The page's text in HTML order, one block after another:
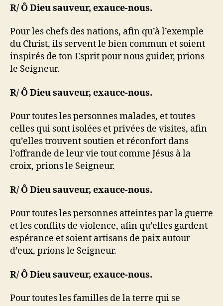
R/ Ô Dieu sauveur, exauce-nous.
Pour les chefs des nations, afin qu’à l’exemple
du Christ, ils servent le bien commun et soient
inspirés de ton Esprit pour nous guider, prions
le Seigneur.
R/ Ô Dieu sauveur, exauce-nous.
Pour toutes les personnes malades, et toutes
celles qui sont isolées et privées de visites, afin
qu’elles trouvent soutien et réconfort dans
l’offrande de leur vie tout comme Jésus à la
croix, prions le Seigneur.
R/ Ô Dieu sauveur, exauce-nous.
Pour toutes les personnes atteintes par la guerre
et les conflits de violence, afin qu’elles gardent
espérance et soient artisans de paix autour
d’eux, prions le Seigneur.
R/ Ô Dieu sauveur, exauce-nous.
Pour toutes les familles de la terre qui se